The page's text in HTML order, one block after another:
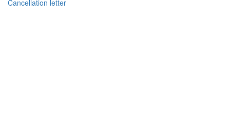
Cancellation letter